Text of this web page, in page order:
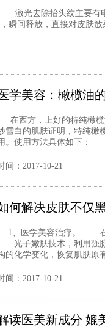
去除抬头纹主要有电
瞬间释放，直接对皮肤
学美容：橄榄油
在西方，上好的特纯橄榄
雪白的肌肤证明，特纯橄
。使用方法具体如下
间：2017-10-21
何解决皮肤不仅
1、医学美容治疗。 在
光子嫩肤技术，利用强脉
的化学变化，恢复肌肤原
间：2017-10-21
读医美新成分 媲